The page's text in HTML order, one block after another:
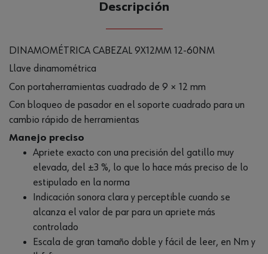
Descripción
DINAMOMÉTRICA CABEZAL 9X12MM 12-60NM
Llave dinamométrica
Con portaherramientas cuadrado de 9 × 12 mm
Con bloqueo de pasador en el soporte cuadrado para un
cambio rápido de herramientas
Manejo preciso
Apriete exacto con una precisión del gatillo muy
elevada, del ±3 %, lo que lo hace más preciso de lo
estipulado en la norma
Indicación sonora clara y perceptible cuando se
alcanza el valor de par para un apriete más
controlado
Escala de gran tamaño doble y fácil de leer, en Nm y